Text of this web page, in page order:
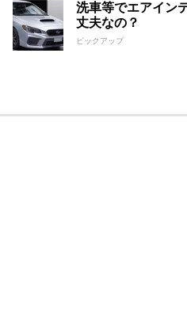
洗車等でエアイン
丈夫なの？
ピックアップ